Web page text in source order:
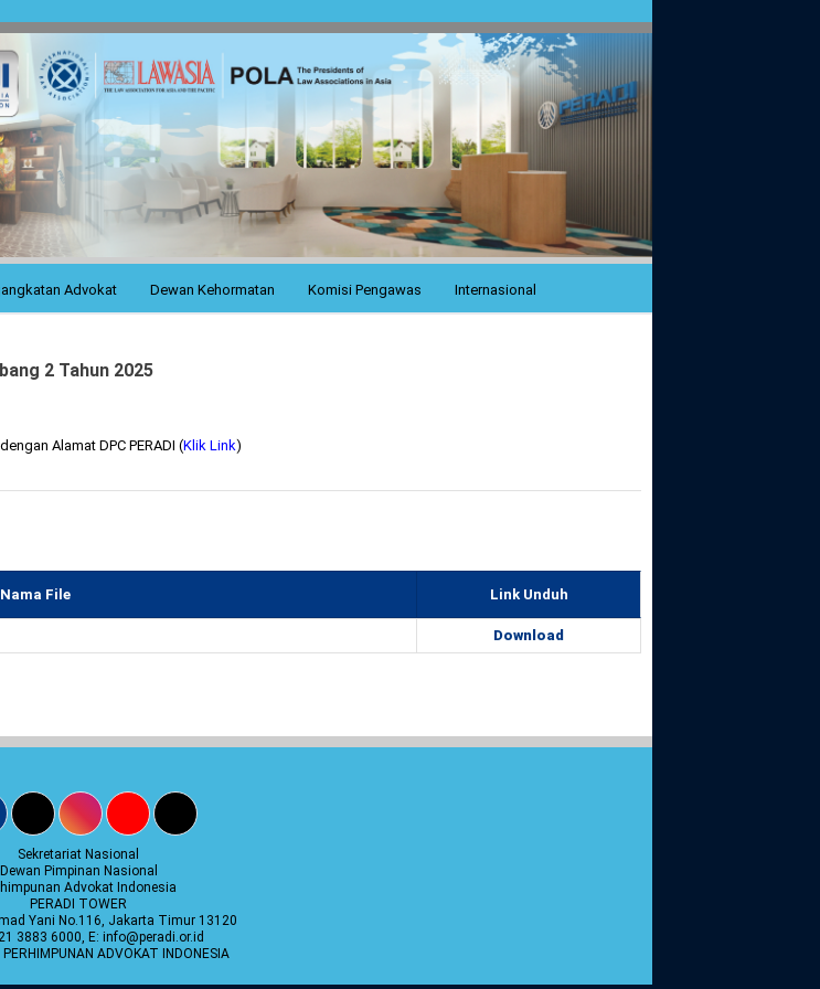
Advokat Dewan Kehormatan Komisi Pengawas Internasional
2 Tahun 2025
Alamat DPC PERADI (Klik Link)
Nama File Link Unduh
Download
Sekretariat Nasional
Dewan Pimpinan Nasional
Advokat Indonesia
PERADI TOWER
Yani No.116, Jakarta Timur 13120
3883 6000, E: info@peradi.or.id
ADVOKAT INDONESIA